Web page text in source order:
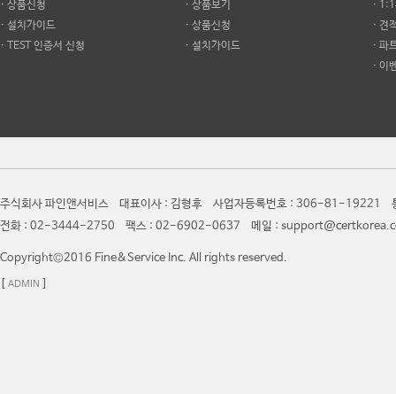
· 상품신청
· 설치가이드
· TEST 인증서 신청
· 상품보기
· 상품신청
· 설치가이드
·
· 견
· 파
· 이
주식회사 파인앤서비스 대표이사 : 김형후 사업자등록번호 : 306-81-19221
전화 : 02-3444-2750 팩스 : 02-6902-0637 메일 :
Copyright©2016 Fine&Service Inc. All rights reserved.
ADMIN